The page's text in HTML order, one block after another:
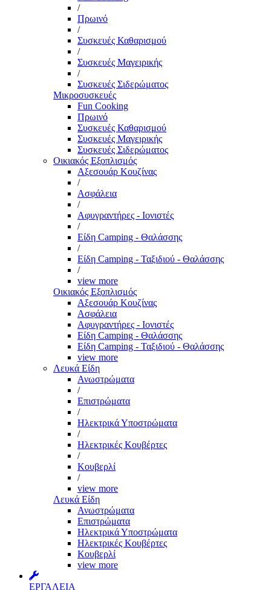
/
Πρωινό
/
Συσκευές Καθαρισμού
/
Συσκευές Μαγειρικής
/
Συσκευές Σιδερώματος
Μικροσυσκευές
Fun Cooking
Πρωινό
Συσκευές Καθαρισμού
Συσκευές Μαγειρικής
Συσκευές Σιδερώματος
Οικιακός Εξοπλισμός
Αξεσουάρ Κουζίνας
/
Ασφάλεια
/
Αφυγραντήρες - Ιονιστές
/
Είδη Camping - Θαλάσσης
/
Είδη Camping - Ταξιδιού - Θαλάσσης
/
view more
Οικιακός Εξοπλισμός
Αξεσουάρ Κουζίνας
Ασφάλεια
Αφυγραντήρες - Ιονιστές
Είδη Camping - Θαλάσσης
Είδη Camping - Ταξιδιού - Θαλάσσης
view more
Λευκά Είδη
Ανωστρώματα
/
Επιστρώματα
/
Ηλεκτρικά Υποστρώματα
/
Ηλεκτρικές Κουβέρτες
/
Κουβερλί
/
view more
Λευκά Είδη
Ανωστρώματα
Επιστρώματα
Ηλεκτρικά Υποστρώματα
Ηλεκτρικές Κουβέρτες
Κουβερλί
view more
ΕΡΓΑΛΕΙΑ